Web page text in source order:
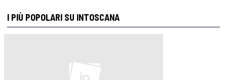
I PIÙ POPOLARI SU INTOSCANA